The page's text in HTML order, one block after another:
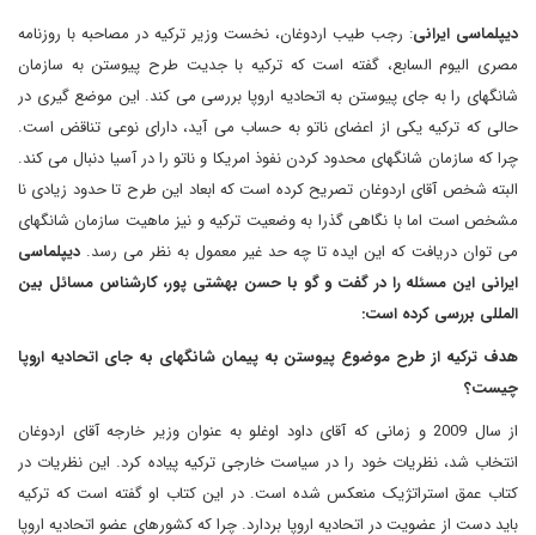
دیپلماسی ایرانی: رجب طیب اردوغان، نخست وزیر ترکیه در مصاحبه با روزنامه
مصری الیوم السابع، گفته است که ترکیه با جدیت طرح پیوستن به سازمان
شانگهای را به جای پیوستن به اتحادیه اروپا بررسی می کند. این موضع گیری در
حالی که ترکیه یکی از اعضای ناتو به حساب می آید، دارای نوعی تناقض است.
چرا که سازمان شانگهای محدود کردن نفوذ امریکا و ناتو را در آسیا دنبال می کند.
البته شخص آقای اردوغان تصریح کرده است که ابعاد این طرح تا حدود زیادی نا
مشخص است اما با نگاهی گذرا به وضعیت ترکیه و نیز ماهیت سازمان شانگهای
می توان دریافت که این ایده تا چه حد غیر معمول به نظر می رسد. دیپلماسی
ایرانی این مسئله را در گفت و گو با حسن بهشتی پور، کارشناس مسائل بین
المللی بررسی کرده است:
هدف ترکیه از طرح موضوع پیوستن به پیمان شانگهای به جای اتحادیه اروپا
چیست؟
از سال 2009 و زمانی که آقای داود اوغلو به عنوان وزیر خارجه آقای اردوغان
انتخاب شد، نظریات خود را در سیاست خارجی ترکیه پیاده کرد. این نظریات در
کتاب عمق استراتژیک منعکس شده است. در این کتاب او گفته است که ترکیه
باید دست از عضویت در اتحادیه اروپا بردارد. چرا که کشورهای عضو اتحادیه اروپا